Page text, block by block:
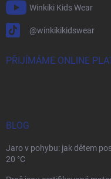
Winkiki Kids Wear
@winkikikidswear
PŘIJÍMÁME ONLINE
BLOG
Jaro v pohybu: jak dětem
20 °C